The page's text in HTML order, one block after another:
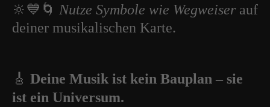
🔆💙🌀 Nutze Symbole wie Wegweiserauf
deiner musikalischen Karte.
🎸 Deine Musik ist kein Bauplan – sie
ist ein Universum.